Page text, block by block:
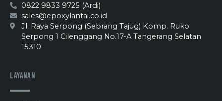
0822 9833 9725 (Ardi)
sales@epoxylantai.co.id
Jl. Raya Serpong (Sebrang Tajug) Komp. Ruko
Serpong 1 Cilenggang No.17-A Tangerang Selatan
15310
Layanan